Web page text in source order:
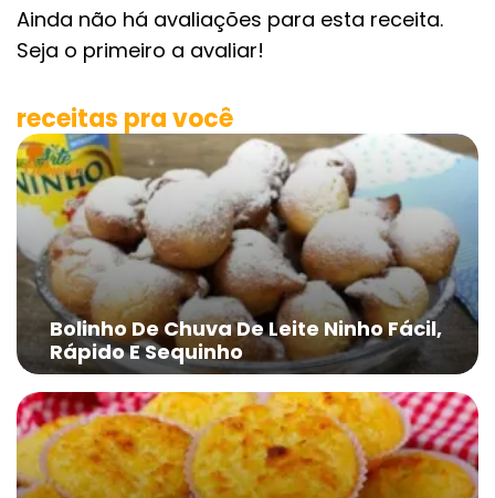
Ainda não há avaliações para esta receita.
Seja o primeiro a avaliar!
receitas pra você
Bolinho De Chuva De Leite Ninho Fácil,
Rápido E Sequinho